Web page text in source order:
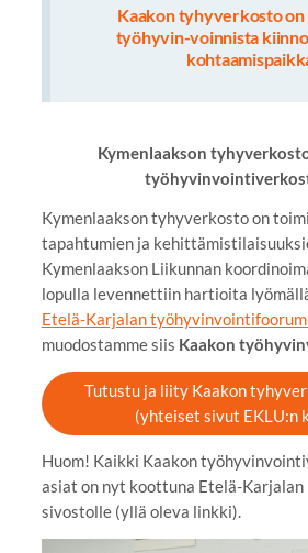
Kaakon tyhyverkosto on
työhyvin-voinnista
Kymenlaakson
Kymenlaakson tyhyverkosto on
tapahtumien ja
Kymenlaakson Liikunnan
lopulla levennettiin hartioita
Etelä-Karjalan
muodostamme siis Kaakon
Tutustu ja liity Kaakon
(yhteiset sivut EKLU:n
Huom! Kaikki Kaakon
asiat on nyt koottuna Etelä-
sivostolle (yllä oleva linkki).